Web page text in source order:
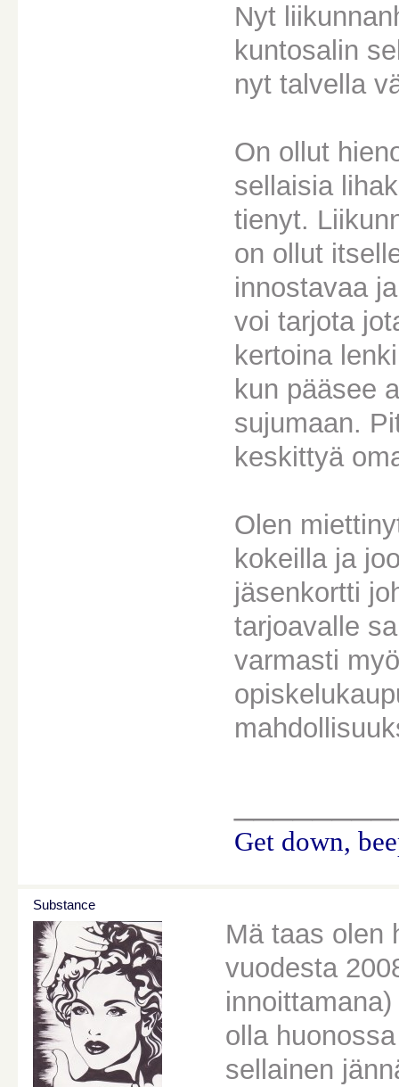
Nyt
kuntosalin
nyt talvella
On ollut
sellaisia
tienyt.
on ollut
innostavaa
voi tarjota
kertoina
kun pääsee
sujumaan.
keskittyä
Olen
kokeilla ja
jäsenkortti
tarjoavalle
varmasti
Get down,
Substance
Mä taas olen
vuodesta
olla
sellainen